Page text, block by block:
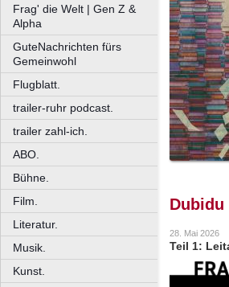
Frag' die Welt | Gen Z &
Alpha
GuteNachrichten fürs
Gemeinwohl
Flugblatt.
trailer-ruhr podcast.
trailer zahl-ich.
ABO.
Bühne.
Film.
Literatur.
Musik.
Kunst.
Dubidu
28. Mai 2026
Teil 1: